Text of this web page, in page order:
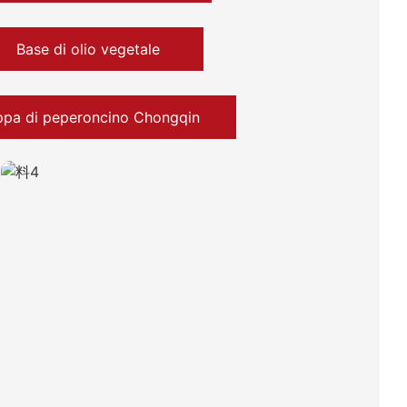
Base di olio vegetale
di peperoncino Chongqin